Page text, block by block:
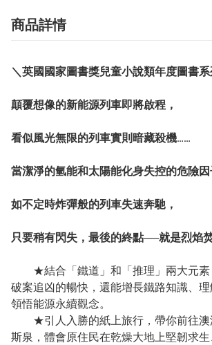
商品詳情
＼英國國家圖書獎兒童小說類年度圖書系
顛覆想像的新能源列車即將啟程，
看似風光無限的列車實則暗藏殺機……
當潔淨的氫能和太陽能化身失控的危險因
如不定時炸彈般的列車失速奔馳，
只要稍有閃失，最後的終點──就是烈焰
★結合「鐵道」和「推理」兩大元素
破案追凶的暢快，還能增長鐵路知識、
領悟能源永續觀念。
★引人入勝的紙上旅行，帶你前往澳
斯泉，體會原住民在乾燥大地上堅韌求